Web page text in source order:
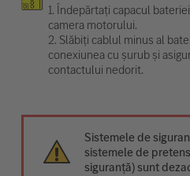
1. Îndepărtați capacul
camera motorului.
2. Slăbiți cablul minus al
conexiunea cu șurub și
contactului nedorit.
Sistemele de
sistemele de
siguranță) sunt